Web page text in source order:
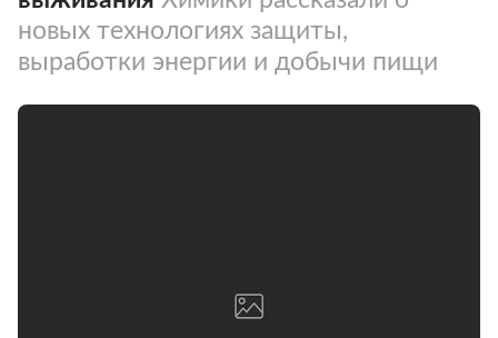
новых технологиях защиты,
выработки энергии и добычи пищи